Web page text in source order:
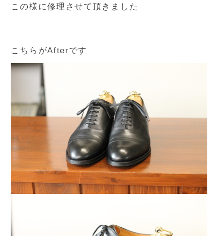
この様に修理させて頂きました
こちらがAfterです